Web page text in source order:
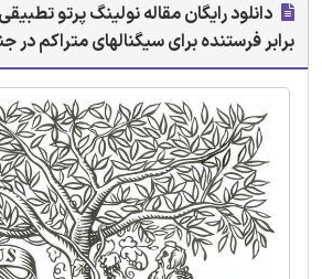
دانلود رایگان مقاله نولینگ پرتو
برابر فرستنده برای سیگنالهای متراکم در